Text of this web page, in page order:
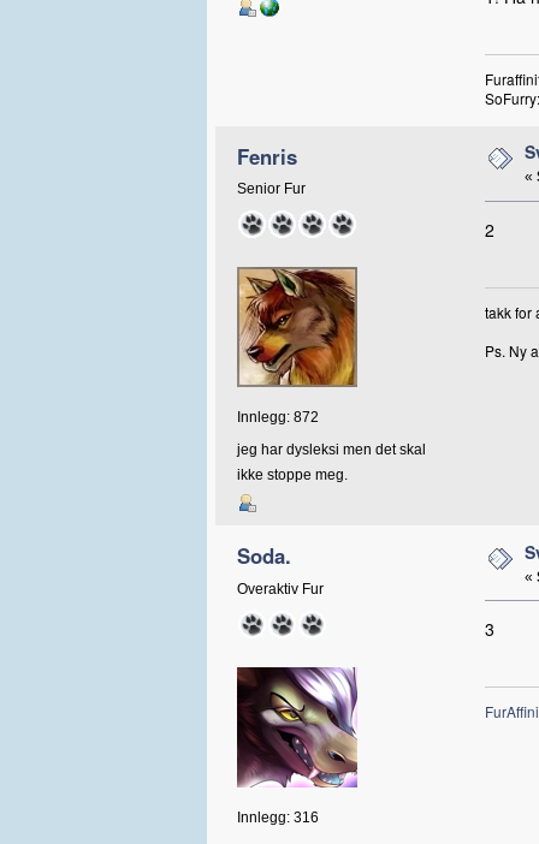
Fenris
Senior Fur
Innlegg: 872
jeg har dysleksi men det skal
ikke stoppe meg.
«
2
takk for
Ps. Ny
Soda.
Overaktiv Fur
Innlegg: 316
«
3